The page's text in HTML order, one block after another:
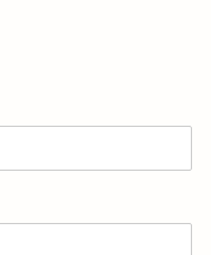
んのレシ